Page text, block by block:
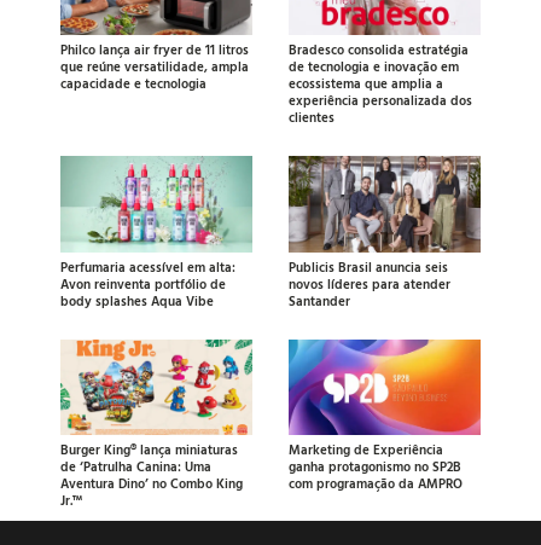
Philco lança air fryer de 11 litros
que reúne versatilidade, ampla
capacidade e tecnologia
Bradesco consolida estratégia
de tecnologia e inovação em
ecossistema que amplia a
experiência personalizada dos
clientes
Perfumaria acessível em alta:
Avon reinventa portfólio de
body splashes Aqua Vibe
Publicis Brasil anuncia seis
novos líderes para atender
Santander
Burger King® lança miniaturas
de ‘Patrulha Canina: Uma
Aventura Dino’ no Combo King
Jr.™
Marketing de Experiência
ganha protagonismo no SP2B
com programação da AMPRO